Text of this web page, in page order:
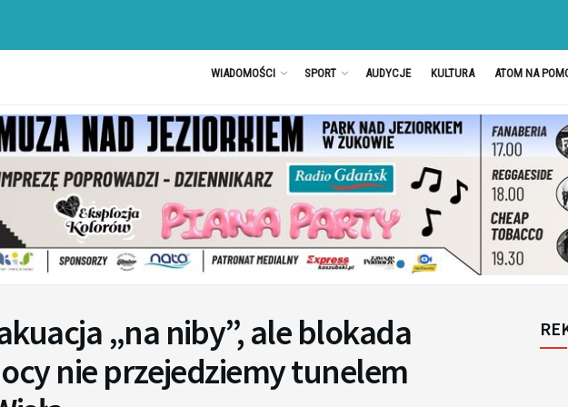
WIADOMOŚCI SPORT AUDYCJE KULTURA ATOM NA
„na niby”, ale blokada
nie przejedziemy tunelem